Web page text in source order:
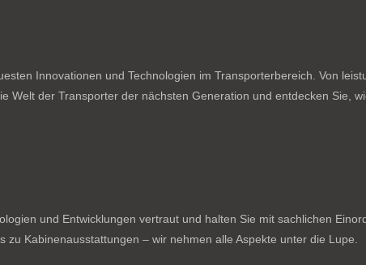
Innovationen und Technologien im Transporterbereich. Von
der Transporter der nächsten Generation und entdecken Sie,
und Entwicklungen vertraut und halten Sie mit sachlichen
Kabinenausstattungen – wir nehmen alle Aspekte unter die Lupe.